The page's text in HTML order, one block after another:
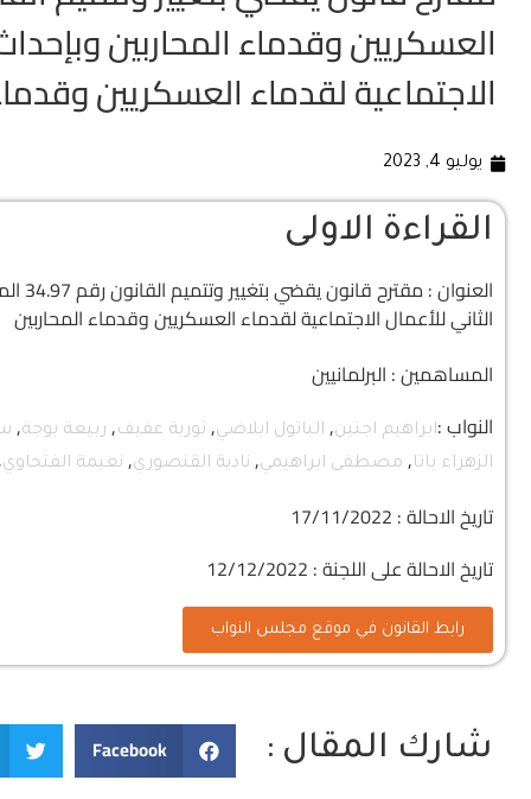
العسكريين وقدماء المحاربين
الاجتماعية لقدماء العسكريين
يوليو 4, 2023
القراءة الاولى
الثاني للأعمال الاجتماعية لقدماء العسكريين وقدماء المحاربين
المساهمين : البرلمانيين
النواب :ابراهيم اجنين, الباتول ابلاضي, ثورية عفيف, ربيعة بوجة,
الزهراء باتا, مصطفى ابراهيمي, نادية القنصوري, نعيمة الفتحاوي
تاريخ الاحالة : 17/11/2022
تاريخ الاحالة على اللجنة : 12/12/2022
رابط القانون في موقع مجلس النواب
شارك المقال : Facebook